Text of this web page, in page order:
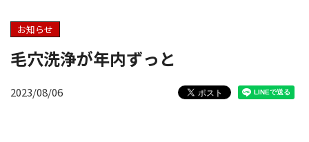
お知らせ
毛穴洗浄が年内ずっと
2023/08/06